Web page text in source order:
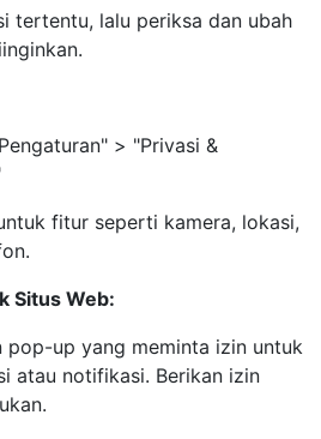
tertentu, lalu periksa dan ubah
> "Privasi &
fitur seperti kamera, lokasi,
Situs Web:
pop-up yang meminta izin untuk
atau notifikasi. Berikan izin